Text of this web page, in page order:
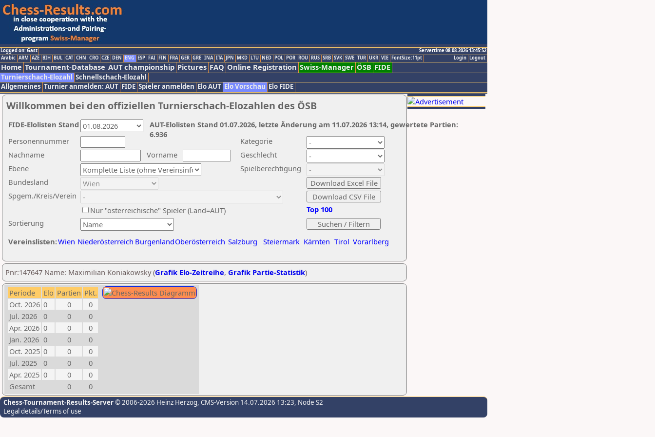
Logged on: Gast
Servertime 08.08.2026 13:45:52
Logout
Login
Arabic ARM AZE BIH BUL CAT CHN CRO CZE DEN ENG ESP FAI FIN FRA GER GRE INA ITA JPN MKD LTU NED POL POR ROU RUS SRB SVK SWE TUR UKR VIE FontSize:11pt
Home Tournament-Database AUT championship Pictures FAQ Online Registration Swiss-Manager ÖSB FIDE
Turnierschach-Elozahl Schnellschach-Elozahl
Allgemeines Turnier anmelden: AUT FIDE Spieler anmelden Elo AUT Elo Vorschau Elo FIDE
Willkommen bei den offiziellen Turnierschach-Elozahlen des ÖSB
Nachname
Vorname
Ebene
Kategorie
Sortierung
Personennummer
Bundesland
Spgem./Kreis/Verein
Geschlecht
Nur "österreichische" Spieler (Land=AUT)
Spielberechtigung
Vereinslisten:Wien Niederösterreich BurgenlandOberösterreich Salzburg Steiermark Kärnten Tirol Vorarlberg
Top 100
AUT-Elolisten Stand 01.07.2026, letzte Änderung am 11.07.2026 13:14, gewertete Partien:
6.936
FIDE-Elolisten Stand
Pnr:147647 Name: Maximilian Koniakowsky (Grafik Elo-Zeitreihe, Grafik Partie-Statistik)
Periode Elo Partien Pkt.
Oct. 2026 0 0
0
Jul. 2026
0 0
0
Apr. 2026 0 0
0
Jan. 2026 0 0
0
Oct. 2025 0 0
0
Jul. 2025
0 0
0
Apr. 2025 0 0
0
Gesamt
0 0
Chess-Tournament-Results-Server© 2006-2026 Heinz Herzog, CMS-Version 14.07.2026 13:23, Node S2
Legal details/Terms of use